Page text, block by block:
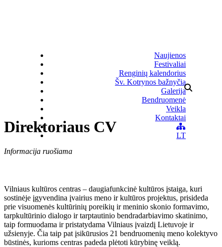
Naujienos
Festivaliai
Renginių kalendorius
Šv. Kotrynos bažnyčia
Galerija
Bendruomenė
Veikla
Kontaktai
LT
Direktoriaus CV
Informacija ruošiama
Vilniaus kultūros centras – daugiafunkcinė kultūros įstaiga, kuri
sostinėje įgyvendina įvairius meno ir kultūros projektus, prisideda
prie visuomenės kultūrinių poreikių ir meninio skonio formavimo,
tarpkultūrinio dialogo ir tarptautinio bendradarbiavimo skatinimo,
taip formuodama ir pristatydama Vilniaus įvaizdį Lietuvoje ir
užsienyje. Čia taip pat įsikūrusios 21 bendruomenių meno kolektyvo
būstinės, kurioms centras padeda plėtoti kūrybinę veiklą.